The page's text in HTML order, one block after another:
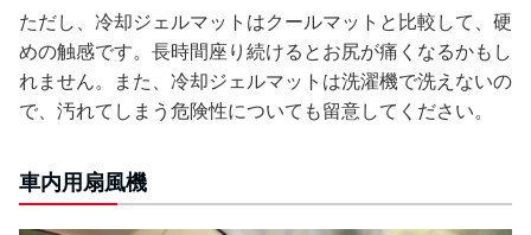
ただし、冷却ジェルマットはクールマットと比較して、硬
めの触感です。長時間座り続けるとお尻が痛くなるかもし
れません。また、冷却ジェルマットは洗濯機で洗えないの
で、汚れてしまう危険性についても留意してください。
車内用扇風機